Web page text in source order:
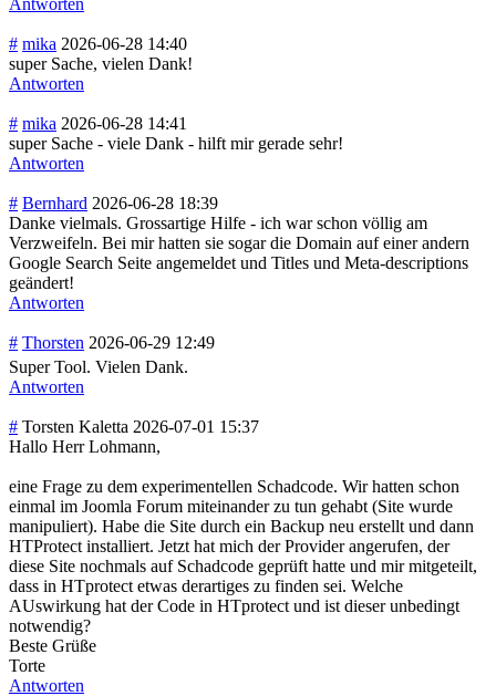
# mika 2026-06-28 14:40
super Sache, vielen Dank!
Antworten
# mika 2026-06-28 14:41
super Sache - viele Dank - hilft mir gerade sehr!
Antworten
# Bernhard 2026-06-28 18:39
Danke vielmals. Grossartige Hilfe - ich war schon völlig am
Verzweifeln. Bei mir hatten sie sogar die Domain auf einer andern
Google Search Seite angemeldet und Titles und Meta-descriptions
geändert!
Antworten
# Thorsten 2026-06-29 12:49
Super Tool. Vielen Dank.
Antworten
# Torsten Kaletta 2026-07-01 15:37
Hallo Herr Lohmann,
eine Frage zu dem experimentellen Schadcode. Wir hatten schon
einmal im Joomla Forum miteinander zu tun gehabt (Site wurde
manipuliert). Habe die Site durch ein Backup neu erstellt und dann
HTProtect installiert. Jetzt hat mich der Provider angerufen, der
diese Site nochmals auf Schadcode geprüft hatte und mir mitgeteilt,
dass in HTprotect etwas derartiges zu finden sei. Welche
AUswirkung hat der Code in HTprotect und ist dieser unbedingt
notwendig?
Beste Grüße
Torte
Antworten